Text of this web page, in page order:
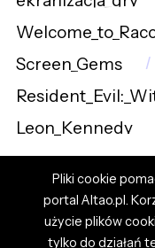
Screen_Gems
Leon_Kennedy
Pliki cookie
portal Altao.pl.
użycie plików
tylko do działań